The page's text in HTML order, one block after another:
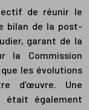
de réunir le
bilan de la post-
garant de la
la Commission
que les évolutions
d’œuvre. Une
était également